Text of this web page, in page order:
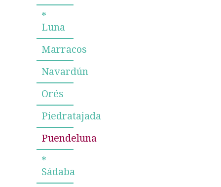
*
Luna
Marracos
Navardún
Orés
Piedratajada
Puendeluna
*
Sádaba